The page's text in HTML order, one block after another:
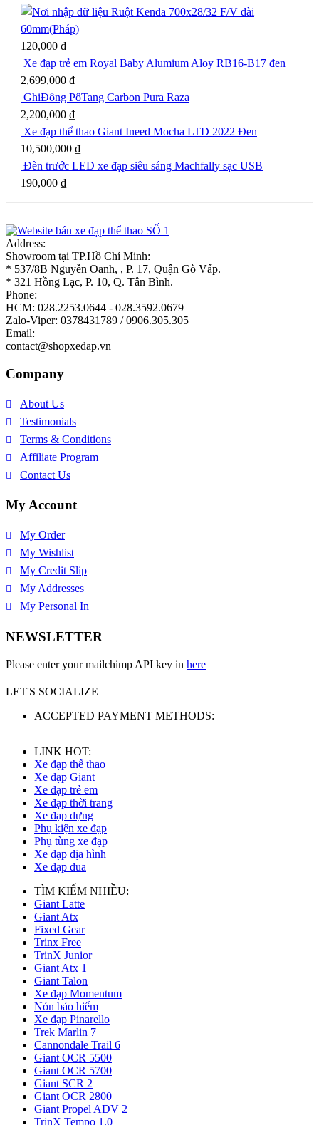
Ruột Kenda 700x28/32 F/V dài
60mm(Pháp)
120,000 ₫
Xe đạp trẻ em Royal Baby Alumium Aloy RB16-B17 đen
2,699,000 ₫
GhiĐông PôTang Carbon Pura Raza
2,200,000 ₫
Xe đạp thể thao Giant Ineed Mocha LTD 2022 Đen
10,500,000 ₫
Đèn trước LED xe đạp siêu sáng Machfally sạc USB
190,000 ₫
Address:
Showroom tại TP.Hồ Chí Minh:
* 537/8B Nguyễn Oanh, , P. 17, Quận Gò Vấp.
* 321 Hồng Lạc, P. 10, Q. Tân Bình.
Phone:
HCM: 028.2253.0644 - 028.3592.0679
Zalo-Viper: 0378431789 / 0906.305.305
Email:
contact@shopxedap.vn
Company
About Us
Testimonials
Terms & Conditions
Affiliate Program
Contact Us
My Account
My Order
My Wishlist
My Credit Slip
My Addresses
My Personal In
NEWSLETTER
Please enter your mailchimp API key in here
LET'S SOCIALIZE
ACCEPTED PAYMENT METHODS:
LINK HOT:
Xe đạp thể thao
Xe đạp Giant
Xe đạp trẻ em
Xe đạp thời trang
Xe đạp dựng
Phụ kiện xe đạp
Phụ tùng xe đạp
Xe đạp địa hình
Xe đạp đua
TÌM KIẾM NHIỀU:
Giant Latte
Giant Atx
Fixed Gear
Trinx Free
TrinX Junior
Giant Atx 1
Giant Talon
Xe đạp Momentum
Nón bảo hiểm
Xe đạp Pinarello
Trek Marlin 7
Cannondale Trail 6
Giant OCR 5500
Giant OCR 5700
Giant SCR 2
Giant OCR 2800
Giant Propel ADV 2
TrinX Tempo 1.0